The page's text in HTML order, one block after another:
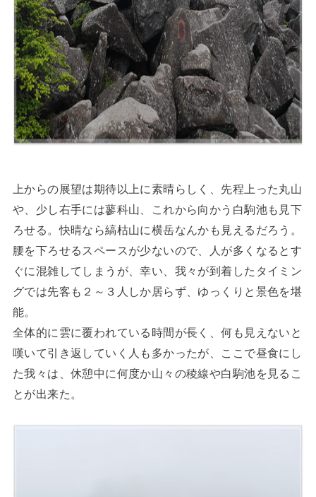
上からの展望は期待以上に素晴らしく、先程上った丸山
や、少し右手には蓼科山、これから向かう白駒池も見下
ろせる。快晴なら縞枯山に横岳なんかも見えるだろう。
腰を下ろせるスペースが少ないので、人が多くなるとす
ぐに混雑してしまうが、幸い、我々が到着したタイミン
グでは先客も２～３人しか居らず、ゆっくりと景色を堪
能。
全体的に雲に覆われている時間が長く、何も見えないと
嘆いて引き返していく人も多かったが、ここで昼食にし
た我々は、休憩中に何度か山々の稜線や白駒池を見るこ
とが出来た。